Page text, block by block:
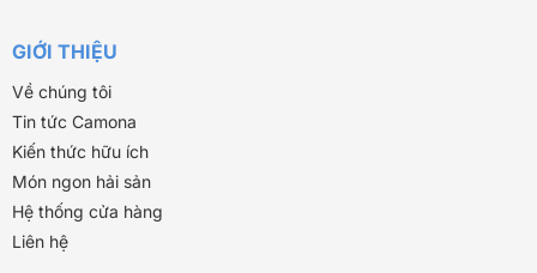
GIỚI THIỆU
Về chúng tôi
Tin tức Camona
Kiến thức hữu ích
Món ngon hải sản
Hệ thống cửa hàng
Liên hệ